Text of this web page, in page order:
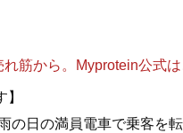
筋から。Myprotein公式は
日の満員電車で乗客を